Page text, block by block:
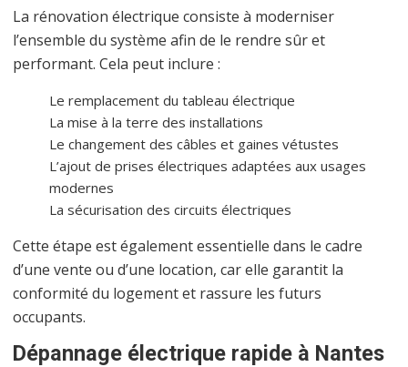
La rénovation électrique consiste à moderniser
l’ensemble du système afin de le rendre sûr et
performant. Cela peut inclure :
Le remplacement du tableau électrique
La mise à la terre des installations
Le changement des câbles et gaines vétustes
L’ajout de prises électriques adaptées aux usages
modernes
La sécurisation des circuits électriques
Cette étape est également essentielle dans le cadre
d’une vente ou d’une location, car elle garantit la
conformité du logement et rassure les futurs
occupants.
Dépannage électrique rapide à Nantes